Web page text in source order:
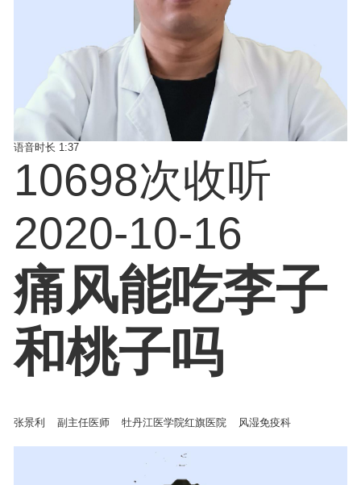
语音时长 1:37
10698次收听
2020-10-16
痛风能吃李子
和桃子吗
张景利 副主任医师 牡丹江医学院红旗医院 风湿免疫科